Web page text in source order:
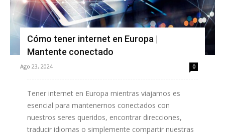
Cómo tener internet en Europa |
Mantente conectado
Ago 23, 2024 0
Tener internet en Europa mientras viajamos es
esencial para mantenernos conectados con
nuestros seres queridos, encontrar direcciones,
traducir idiomas o simplemente compartir nuestras